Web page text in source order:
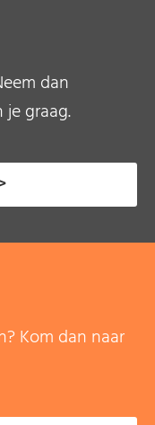
dan
graag.
Kom dan naar